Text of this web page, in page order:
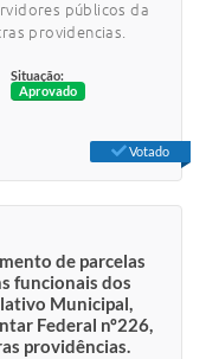
públicos da
providencias.
Situação:
Aprovado
Votado
de parcelas
funcionais dos
Municipal,
Federal nº226,
providências.